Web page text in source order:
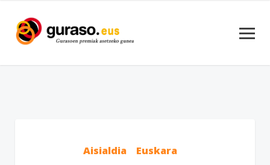
Aisialdia Euskara